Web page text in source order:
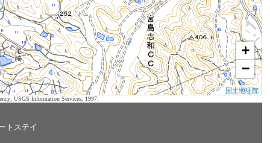
+
−
国土地理院
USGS Information Services, 1997.
トステイ